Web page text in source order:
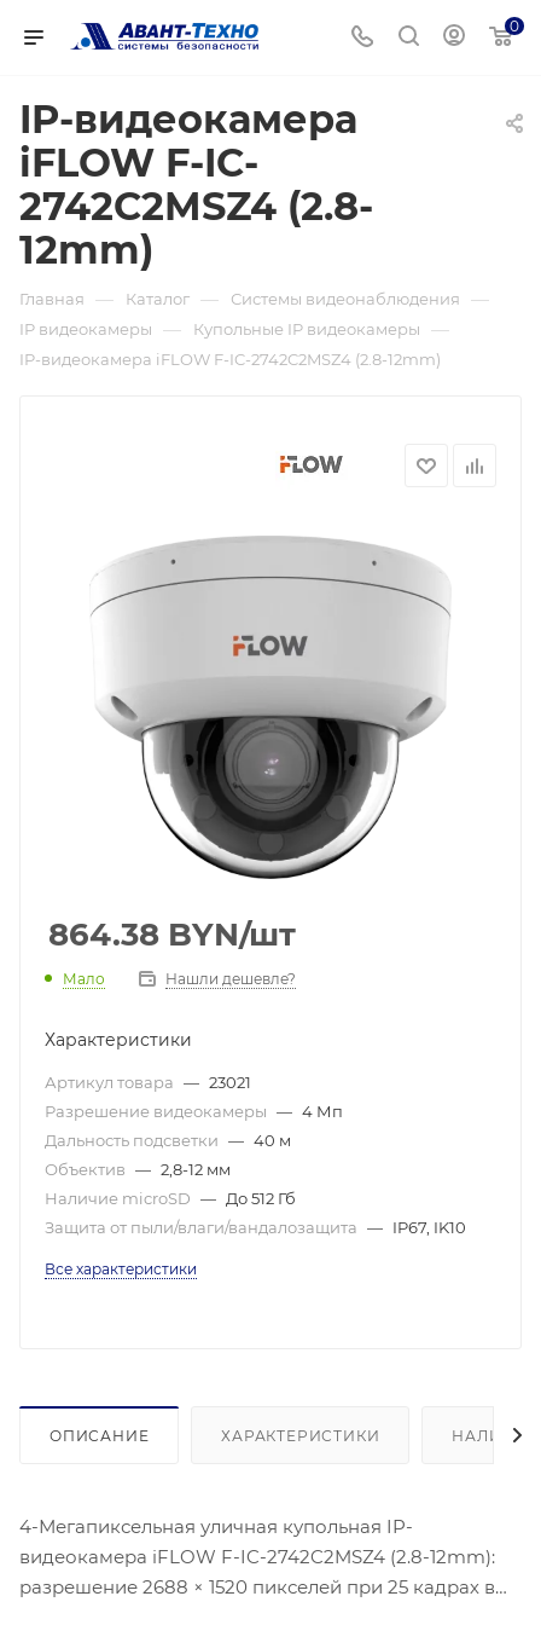
0
IP-видеокамера
iFLOW F-IC-
2742C2MSZ4 (2.8-
12mm)
Главная — Каталог — Системы видеонаблюдения —
IP видеокамеры — Купольные IP видеокамеры —
IP-видеокамера iFLOW F-IC-2742C2MSZ4 (2.8-12mm)
864.38 BYN/шт
Мало Нашли дешевле?
Характеристики
Артикул товара — 23021
Разрешение видеокамеры — 4 Мп
Дальность подсветки — 40 м
Объектив — 2,8-12 мм
Наличие microSD — До 512 Гб
Защита от пыли/влаги/вандалозащита — IP67, IK10
Все характеристики
ОПИСАНИЕ ХАРАКТЕРИСТИКИ НАЛИЧИЕ
4-Мегапиксельная уличная купольная IP-
видеокамера iFLOW F-IC-2742C2MSZ4 (2.8-12mm):
разрешение 2688 × 1520 пикселей при 25 кадрах в